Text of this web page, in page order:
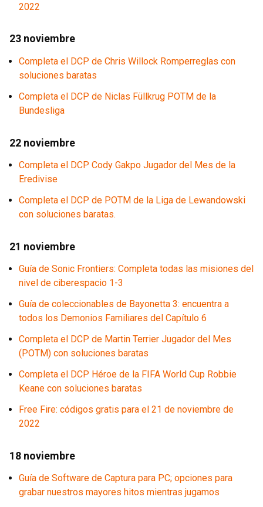
2022
23 noviembre
Completa el DCP de Chris Willock Romperreglas con
soluciones baratas
Completa el DCP de Niclas Füllkrug POTM de la
Bundesliga
22 noviembre
Completa el DCP Cody Gakpo Jugador del Mes de la
Eredivise
Completa el DCP de POTM de la Liga de Lewandowski
con soluciones baratas.
21 noviembre
Guía de Sonic Frontiers: Completa todas las misiones del
nivel de ciberespacio 1-3
Guía de coleccionables de Bayonetta 3: encuentra a
todos los Demonios Familiares del Capítulo 6
Completa el DCP de Martin Terrier Jugador del Mes
(POTM) con soluciones baratas
Completa el DCP Héroe de la FIFA World Cup Robbie
Keane con soluciones baratas
Free Fire: códigos gratis para el 21 de noviembre de
2022
18 noviembre
Guía de Software de Captura para PC; opciones para
grabar nuestros mayores hitos mientras jugamos